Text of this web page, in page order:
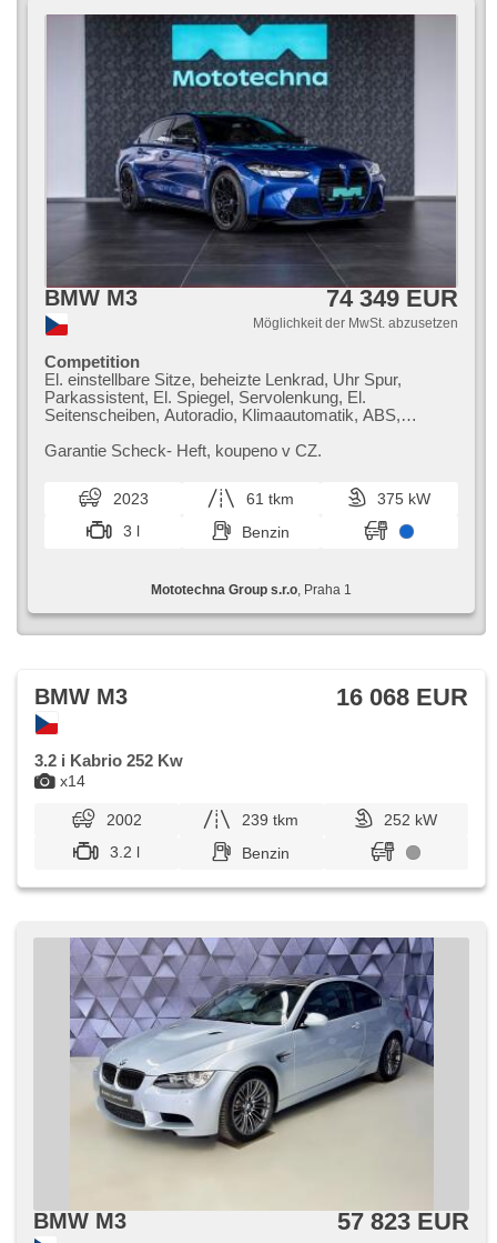
BMW M3 74 349 EUR
Möglichkeit der MwSt. abzusetzen
Competition
El. einstellbare Sitze, beheizte Lenkrad, Uhr Spur,
Parkassistent, El. Spiegel, Servolenkung, El.
Seitenscheiben, Autoradio, Klimaautomatik, ABS,
Bordcomputer, El. Klappspiegel, Elektronisches
display, Ledersitze, Scheibenwischersensor, starten per
Taste, Sportsitze, Reifendrucksensor, USB, Fahrgestell
Steifheitsregelung, Automatikgetriebe, Antrieb 4x4
Garantie Scheck​- Heft,​ koupeno v CZ.
2023 61 tkm
375 kW
3 l
Benzin
Mototechna Group s.r.o , Praha 1
x14
BMW M3 16 068 EUR
3.2 i Kabrio 252 Kw
2002 239 tkm
252 kW
3.2 l
Benzin
BMW M3 57 823 EUR